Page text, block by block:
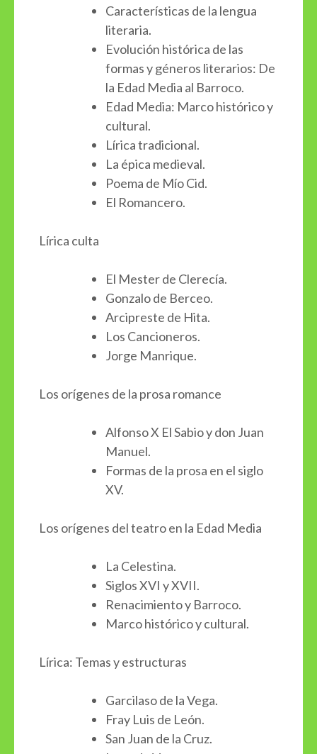
Características de la lengua
literaria.
Evolución histórica de las
formas y géneros literarios: De
la Edad Media al Barroco.
Edad Media: Marco histórico y
cultural.
Lírica tradicional.
La épica medieval.
Poema de Mío Cid.
El Romancero.
Lírica culta
El Mester de Clerecía.
Gonzalo de Berceo.
Arcipreste de Hita.
Los Cancioneros.
Jorge Manrique.
Los orígenes de la prosa romance
Alfonso X El Sabio y don Juan
Manuel.
Formas de la prosa en el siglo
XV.
Los orígenes del teatro en la Edad Media
La Celestina.
Siglos XVI y XVII.
Renacimiento y Barroco.
Marco histórico y cultural.
Lírica: Temas y estructuras
Garcilaso de la Vega.
Fray Luis de León.
San Juan de la Cruz.